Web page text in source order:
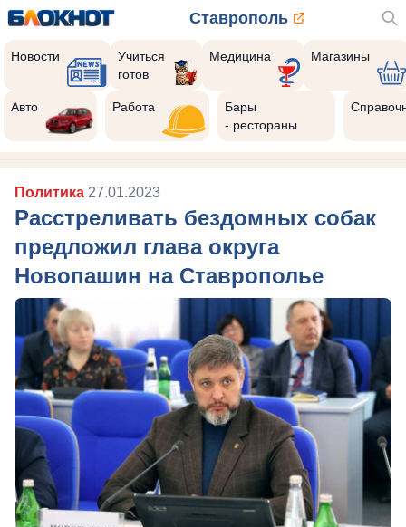
Ставрополь
Новости
Учиться
готов
Медицина Магазины
Авто Работа
Бары
- рестораны
Политика 27.01.2023
Расстреливать бездомных собак
предложил глава округа
Новопашин на Ставрополье